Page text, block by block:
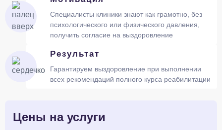
Специалисты клиники знают как грамотно, без
психологического или физического давления,
получить согласие на выздоровление
Результат
Гарантируем выздоровление при выполнении
всех рекомендаций полного курса реабилитации
Цены на услуги